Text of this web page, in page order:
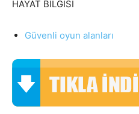
HAYAT BİLGİSİ
Güvenli oyun alanları